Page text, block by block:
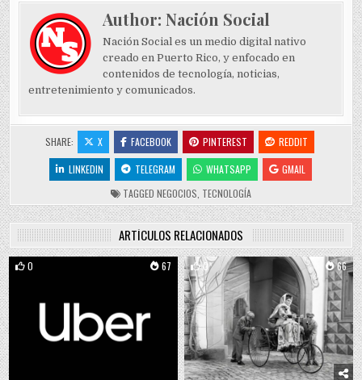
Author:Nación Social
Nación Social es un medio digital nativo
creado en Puerto Rico, y enfocado en
contenidos de tecnología, noticias,
entretenimiento y comunicados.
SHARE: X FACEBOOK PINTEREST
REDDIT
LINKEDIN
TELEGRAM WHATSAPP
GMAIL
TAGGED NEGOCIOS TECNOLOGÍA
ARTÍCULOS RELACIONADOS
0 67 0 66